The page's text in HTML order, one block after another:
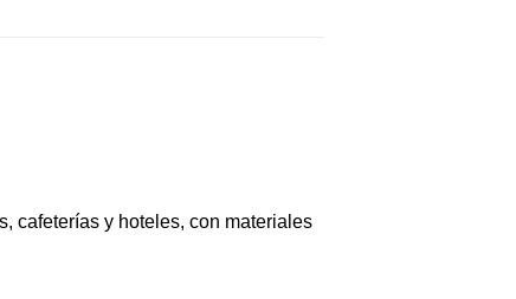
cafeterías y hoteles, con materiales